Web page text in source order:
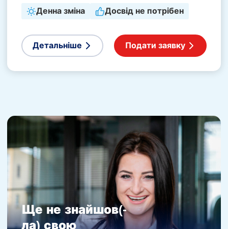
Ще не знайшов(-
ла) свою
Денна зміна Досвід не потрібен
Детальніше Подати заявку